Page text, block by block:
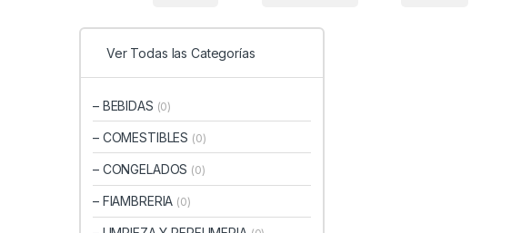
Ver Todas las Categorías
– BEBIDAS (0)
– COMESTIBLES (0)
– CONGELADOS (0)
– FIAMBRERIA (0)